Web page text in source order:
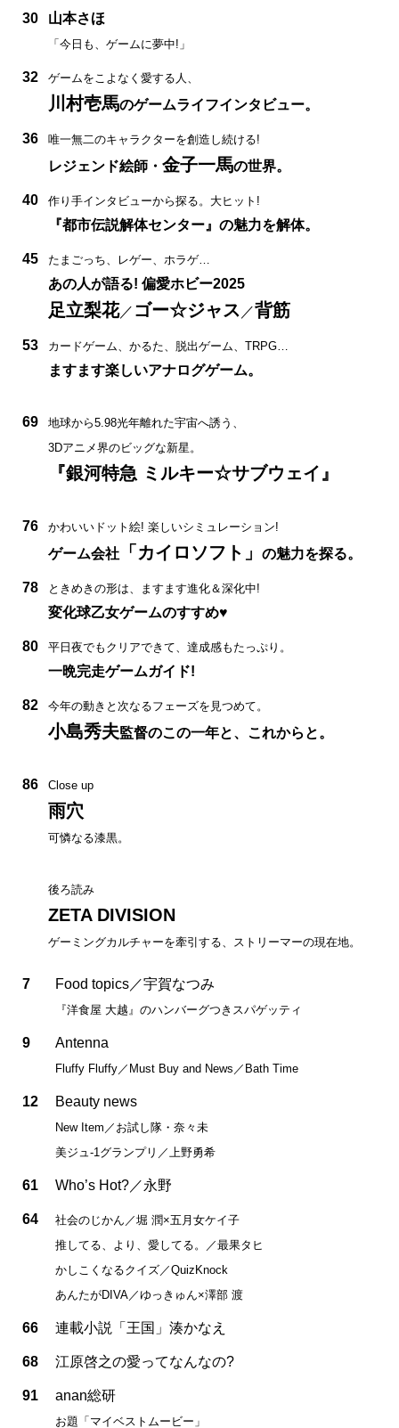
30 山本さほ
「今日も、ゲームに夢中!」
32 ゲームをこよなく愛する人、
川村壱馬のゲームライフインタビュー。
36 唯一無二のキャラクターを創造し続ける!
レジェンド絵師・ 金子一馬の世界。
40 作り手インタビューから探る。大ヒット!
『都市伝説解体センター』の魅力を解体。
45 たまごっち、レゲー、ホラゲ…
あの人が語る! 偏愛ホビー2025
足立梨花／ ゴー☆ジャス ／背筋
53 カードゲーム、かるた、脱出ゲーム、TRPG…
ますます楽しいアナログゲーム。
69
地球から5.98光年離れた宇宙へ誘う、
3Dアニメ界のビッグな新星。
『銀河特急 ミルキー☆サブウェイ』
76 かわいいドット絵! 楽しいシミュレーション!
ゲーム会社 「カイロソフト」 の魅力を探る。
78 ときめきの形は、ますます進化＆深化中!
変化球乙女ゲームのすすめ♥
80 平日夜でもクリアできて、達成感もたっぷり。
一晩完走ゲームガイド!
82 今年の動きと次なるフェーズを見つめて。
小島秀夫監督のこの一年と、これからと。
86 Close up
雨穴
可憐なる漆黒。
後ろ読み
ZETA DIVISION
ゲーミングカルチャーを牽引する、ストリーマーの現在地。
7 Food topics／宇賀なつみ
『洋食屋 大越』のハンバーグつきスパゲッティ
9 Antenna
Fluffy Fluffy／Must Buy and News／Bath Time
12 Beauty news
New Item／お試し隊・奈々未
美ジュ-1グランプリ／上野勇希
61 Who’s Hot?／永野
64
社会のじかん／堀 潤×五月女ケイ子
推してる、より、愛してる。／最果タヒ
かしこくなるクイズ／QuizKnock
あんたがDIVA／ゆっきゅん×澤部 渡
66 連載小説「王国」湊かなえ
68 江原啓之の愛ってなんなの?
91 anan総研
お題「マイベストムービー」